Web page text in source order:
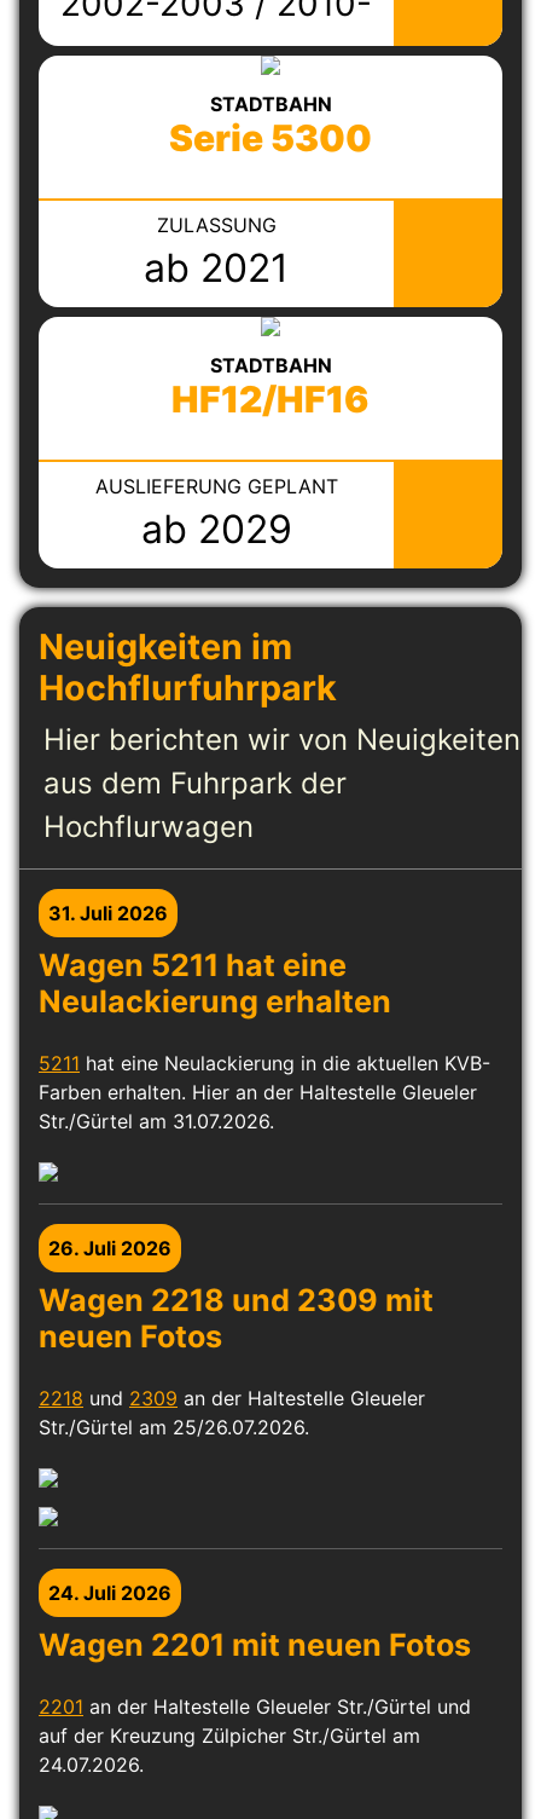
2011
STADTBAHN
Serie 5300
ZULASSUNG
ab 2021
STADTBAHN
HF12/HF16
AUSLIEFERUNG GEPLANT
ab 2029
Neuigkeiten im
Hochflurfuhrpark
Hier berichten wir von Neuigkeiten
aus dem Fuhrpark der
Hochflurwagen
31. Juli 2026
Wagen 5211 hat eine
Neulackierung erhalten
5211 hat eine Neulackierung in die aktuellen KVB-
Farben erhalten. Hier an der Haltestelle Gleueler
Str./Gürtel am 31.07.2026.
26. Juli 2026
Wagen 2218 und 2309 mit
neuen Fotos
2218 und 2309 an der Haltestelle Gleueler
Str./Gürtel am 25/26.07.2026.
24. Juli 2026
Wagen 2201 mit neuen Fotos
2201 an der Haltestelle Gleueler Str./Gürtel und
auf der Kreuzung Zülpicher Str./Gürtel am
24.07.2026.